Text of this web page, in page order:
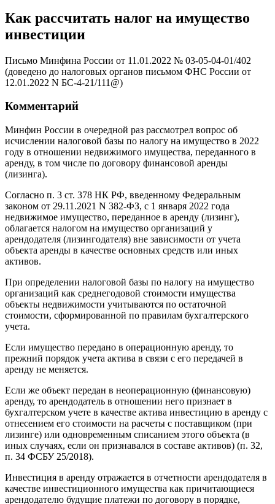
Как рассчитать налог на имущество
инвестиции
Письмо Минфина России от 11.01.2022 № 03-05-04-01/402
(доведено до налоговых органов письмом ФНС России от
12.01.2022 N БС-4-21/111@)
Комментарий
Минфин России в очередной раз рассмотрел вопрос об
исчислении налоговой базы по налогу на имущество в 2022
году в отношении недвижимого имущества, переданного в
аренду, в том числе по договору финансовой аренды
(лизинга).
Согласно п. 3 ст. 378 НК РФ, введенному Федеральным
законом от 29.11.2021 N 382-ФЗ, с 1 января 2022 года
недвижимое имущество, переданное в аренду (лизинг),
облагается налогом на имущество организаций у
арендодателя (лизингодателя) вне зависимости от учета
объекта аренды в качестве основных средств или иных
активов.
При определении налоговой базы по налогу на имущество
организаций как среднегодовой стоимости имущества
объекты недвижимости учитываются по остаточной
стоимости, сформированной по правилам бухгалтерского
учета.
Если имущество передано в операционную аренду, то
прежний порядок учета актива в связи с его передачей в
аренду не меняется.
Если же объект передан в неоперационную (финансовую)
аренду, то арендодатель в отношении него признает в
бухгалтерском учете в качестве актива инвестицию в аренду с
отнесением его стоимости на расчеты с поставщиком (при
лизинге) или одновременным списанием этого объекта (в
иных случаях, если он признавался в составе активов) (п. 32,
п. 34 ФСБУ 25/2018).
Инвестиция в аренду отражается в отчетности арендодателя в
качестве инвестиционного имущества как причитающиеся
арендодателю будущие платежи по договору в порядке,